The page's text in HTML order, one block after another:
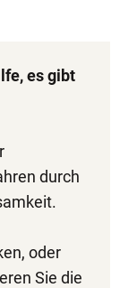
es gibt
durch
oder
Sie die